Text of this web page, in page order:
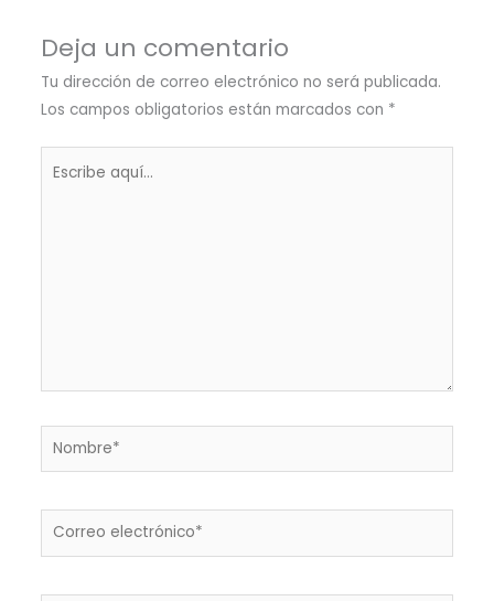
Deja un comentario
Tu dirección de correo electrónico no será publicada.
Los campos obligatorios están marcados con *
Nombre*
Correo